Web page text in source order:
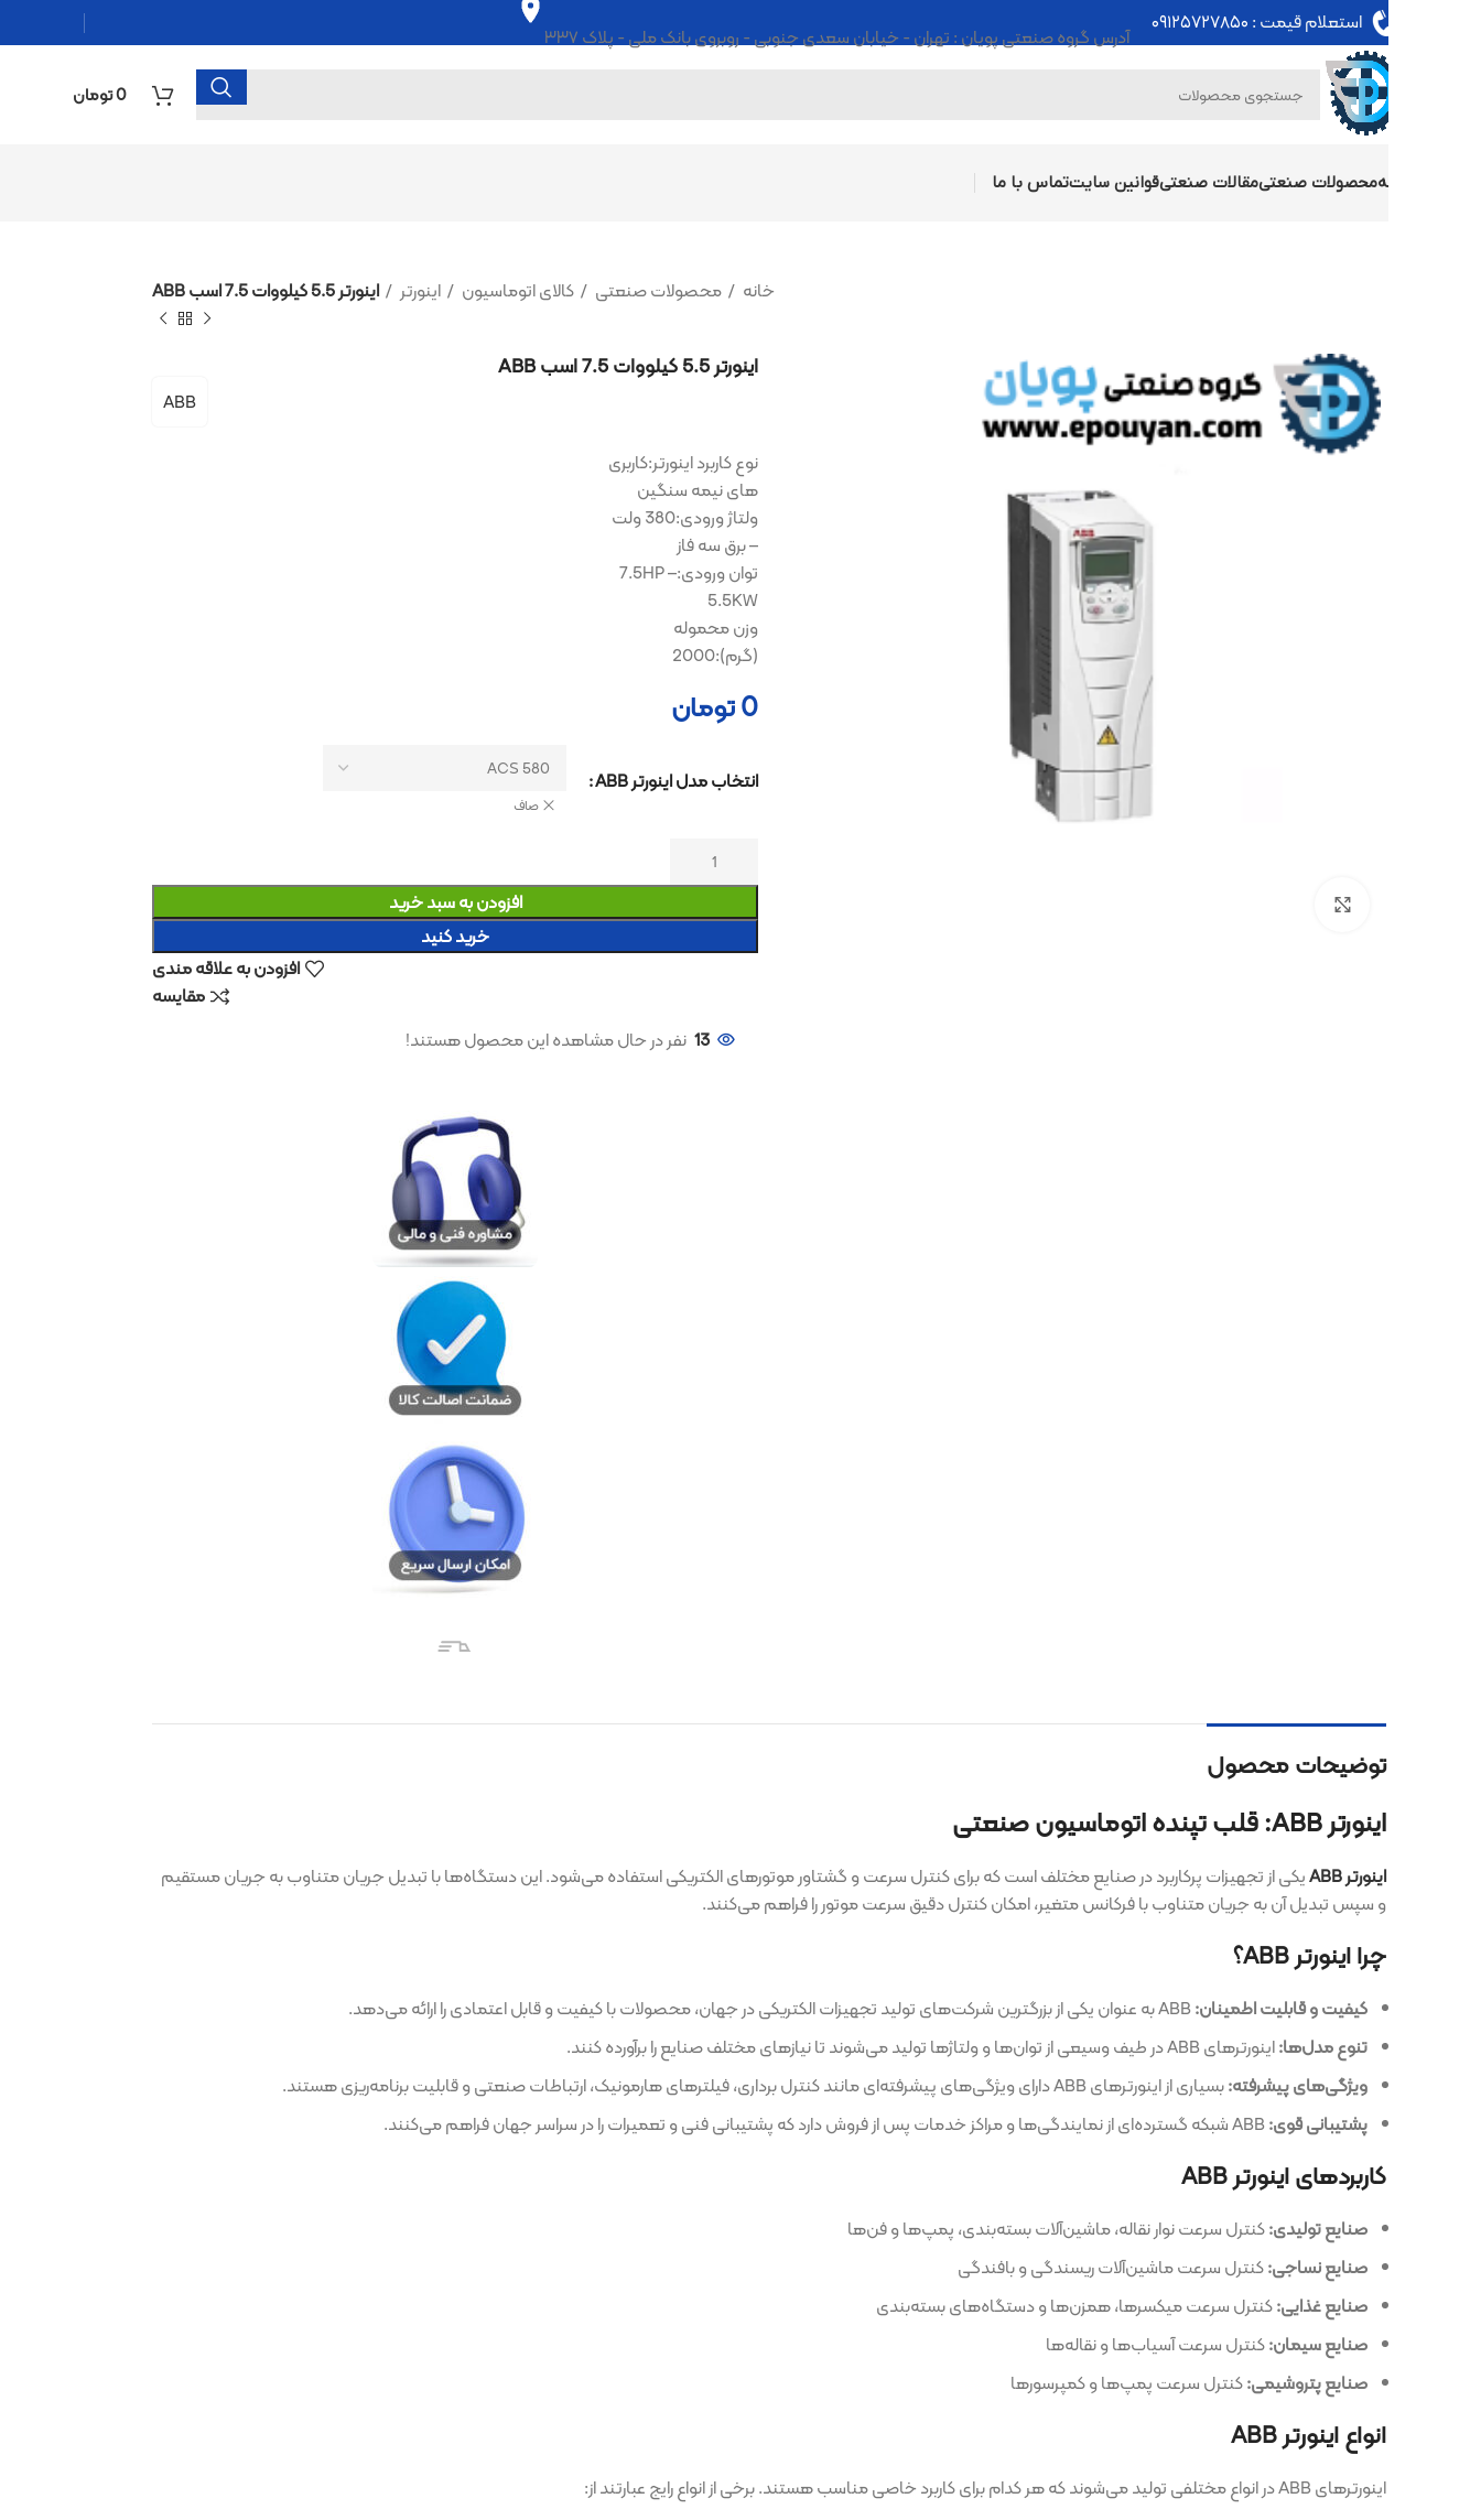
استعلام قیمت :۰۹۱۲۵۷۲۷۸۵۰ آدرس گروه صنعتی پویان : تهران - خیابان سعدی جنوبی - روبروی بانک ملی - پلاک ۳۳۷
0 تومان
محصولات صنعتیمقالات صنعتیقوانین سایتتماس با ما
محصولات صنعتی کالای اتوماسیون اینورتر اینورتر 5.5 کیلووات 7.5 اسب ABB
بزرگنمایی تصویر
نوع کاربرد اینورتر:کاربری
های نیمه سنگین
ولتاژ ورودی:380 ولت
توان ورودی:7.5HP –
انتخاب مدل اینورتر ABB
افزودن به سبد خرید
افزودن به علاقه مندی
نفر در حال مشاهده این محصول هستند!
توضیحات محصول
یکی از تجهیزات پرکاربرد در صنایع مختلف است که برای کنترل سرعت و گشتاور موتورهای الکتریکی استفاده می‌شود. این دستگاه‌ها با تبدیل جریان متناوب به جریان مستقیم
و سپس تبدیل آن به جریان متناوب با فرکانس متغیر، امکان کنترل دقیق سرعت موتور را فراهم می‌کنند.
چرا اینورتر ABB؟
کیفیت و قابلیت اطمینان:ABB به عنوان یکی از بزرگترین شرکت‌های تولید تجهیزات الکتریکی در جهان، محصولات با کیفیت و قابل اعتمادی را ارائه می‌دهد.
تنوع مدل‌ها: اینورترهای ABB در طیف وسیعی از توان‌ها و ولتاژها تولید می‌شوند تا نیازهای مختلف صنایع را برآورده کنند.
ویژگی‌های پیشرفته:بسیاری از اینورترهای ABB دارای ویژگی‌های پیشرفته‌ای مانند کنترل برداری، فیلترهای هارمونیک، ارتباطات صنعتی و قابلیت برنامه‌ریزی هستند.
پشتیبانی قوی:ABB شبکه گسترده‌ای از نمایندگی‌ها و مراکز خدمات پس از فروش دارد که پشتیبانی فنی و تعمیرات را در سراسر جهان فراهم می‌کنند.
کاربردهای اینورتر ABB
صنایع تولیدی:کنترل سرعت نوار نقاله، ماشین‌آلات بسته‌بندی، پمپ‌ها و فن‌ها
صنایع نساجی:کنترل سرعت ماشین‌آلات ریسندگی و بافندگی
صنایع غذایی: کنترل سرعت میکسرها، همزن‌ها و دستگاه‌های بسته‌بندی
صنایع سیمان:کنترل سرعت آسیاب‌ها و نقاله‌ها
صنایع پتروشیمی:کنترل سرعت پمپ‌ها و کمپرسورها
انواع اینورتر ABB